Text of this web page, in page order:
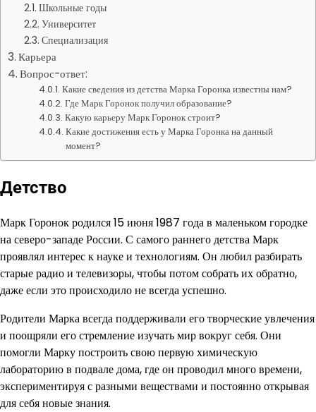
Школьные годы
Университет
Специализация
Карьера
Вопрос-ответ:
Какие сведения из детства Марка Горонка известны нам?
Где Марк Горонок получил образование?
Какую карьеру Марк Горонок строит?
Какие достижения есть у Марка Горонка на данный
момент?
Детство
Марк Горонок родился 15 июня 1987 года в маленьком городке
на северо-западе России. С самого раннего детства Марк
проявлял интерес к науке и технологиям. Он любил разбирать
старые радио и телевизоры, чтобы потом собрать их обратно,
даже если это происходило не всегда успешно.
Родители Марка всегда поддерживали его творческие увлечения
и поощряли его стремление изучать мир вокруг себя. Они
помогли Марку построить свою первую химическую
лабораторию в подвале дома, где он проводил много времени,
экспериментируя с разными веществами и постоянно открывая
для себя новые знания.